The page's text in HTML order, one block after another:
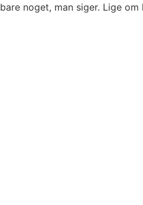
bare noget, man siger. Lige